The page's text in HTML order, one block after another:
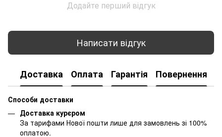
Додайте перший відгук
Написати відгук
Доставка Оплата Гарантія Повернення
Способи доставки
Доставка курєром
За тарифами Нової пошти лише для замовлень зі 100%
оплатою.